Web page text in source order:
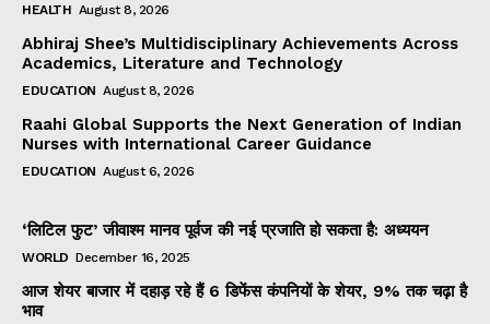
HEALTH August 8, 2026
Abhiraj Shee’s Multidisciplinary Achievements Across
Academics, Literature and Technology
EDUCATION August 8, 2026
Raahi Global Supports the Next Generation of Indian
Nurses with International Career Guidance
EDUCATION August 6, 2026
‘लिटिल फुट’ जीवाश्म मानव पूर्वज की नई प्रजाति हो सकता है: अध्ययन
WORLD December 16, 2025
आज शेयर बाजार में दहाड़ रहे हैं 6 डिफेंस कंपनियों के शेयर, 9% तक चढ़ा है
भाव